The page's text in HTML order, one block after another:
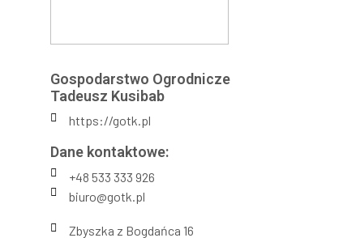
Gospodarstwo Ogrodnicze
Tadeusz Kusibab
https://gotk.pl
Dane kontaktowe:
+48 533 333 926
biuro@gotk.pl
Zbyszka z Bogdańca 16